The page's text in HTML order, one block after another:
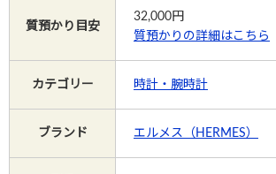
電話で相談する
質預かり目安
32,000円
質預かりの詳細はこちら
カテゴリー 時計・腕時計
ブランド エルメス（HERMES）